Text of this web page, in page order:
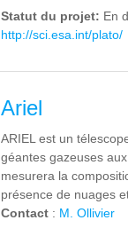
Statut du projet: En
http://sci.esa.int/plato/
Ariel
ARIEL est un
géantes gazeuses
mesurera la
présence de nuages
Contact : M. Ollivier